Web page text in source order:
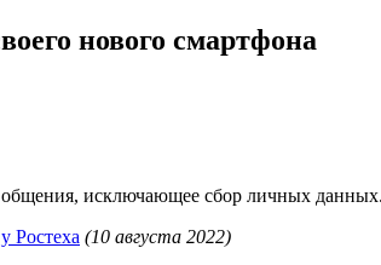
нового смартфона
общения, исключающее сбор личных данных.
Ростеха (10 августа 2022)